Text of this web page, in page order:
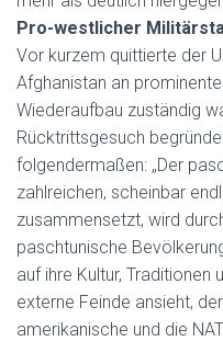
Pro-westlicher
Vor kurzem quittierte der
Afghanistan an
Wiederaufbau zuständig
Rücktrittsgesuch
folgendermaßen: „Der
zahlreichen, scheinbar
zusammensetzt, wird
paschtunische
auf ihre Kultur, Traditionen
externe Feinde ansieht,
amerikanische und die